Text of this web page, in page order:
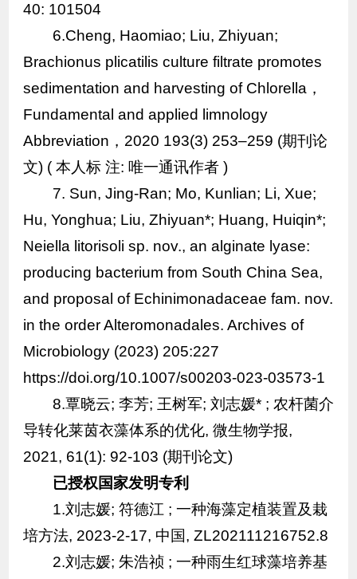
40: 101504
6.Cheng, Haomiao; Liu, Zhiyuan;
Brachionus plicatilis culture filtrate promotes
sedimentation and harvesting of Chlorella，
Fundamental and applied limnology
Abbreviation，2020 193(3) 253–259 (期刊论
文) ( 本人标 注: 唯一通讯作者 )
7. Sun, Jing‑Ran; Mo, Kunlian; Li, Xue;
Hu, Yonghua; Liu, Zhiyuan*; Huang, Huiqin*;
Neiella litorisoli sp. nov., an alginate lyase:
producing bacterium from South China Sea,
and proposal of Echinimonadaceae fam. nov.
in the order Alteromonadales. Archives of
Microbiology (2023) 205:227
https://doi.org/10.1007/s00203-023-03573-1
8.覃晓云; 李芳; 王树军; 刘志媛* ; 农杆菌介
导转化莱茵衣藻体系的优化, 微生物学报,
2021, 61(1): 92-103 (期刊论文)
已授权国家发明专利
1.刘志媛; 符德江 ; 一种海藻定植装置及栽
培方法, 2023-2-17, 中国, ZL202111216752.8
2.刘志媛; 朱浩祯 ; 一种雨生红球藻培养基